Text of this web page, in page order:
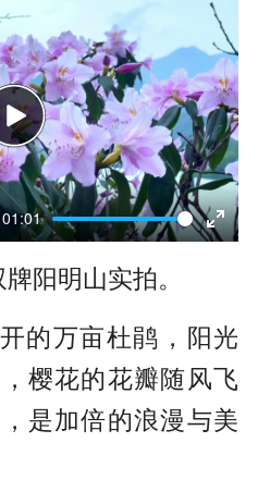
01:01
E
t
e
r
P
l
a
y阳明山实拍。
的万亩杜鹃，阳光
樱花的花瓣随风飞
是加倍的浪漫与美